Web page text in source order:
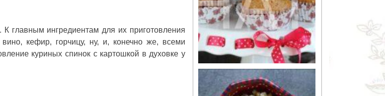
главным ингредиентам для их приготовления
кефир, горчицу, ну, и, конечно же, всеми
куриных спинок с картошкой в духовке у